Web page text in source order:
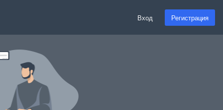
Вход Регистрация